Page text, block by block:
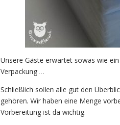
Unsere Gäste erwartet sowas wie
Verpackung …
Schließlich sollen alle gut den
gehören. Wir haben eine Menge
Vorbereitung ist da wichtig.